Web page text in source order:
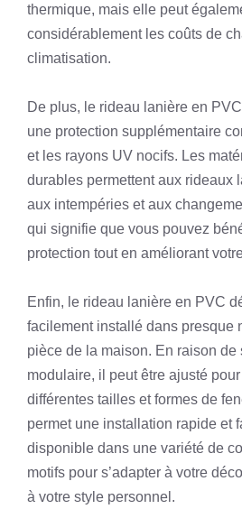
thermique, mais elle peut
considérablement les coûts de
climatisation.
De plus, le rideau lanière en
une protection supplémentaire
et les rayons UV nocifs. Les
durables permettent aux rideaux
aux intempéries et aux
qui signifie que vous pouvez
protection tout en améliorant
Enfin, le rideau lanière en PVC
facilement installé dans presque
pièce de la maison. En raison de
modulaire, il peut être ajusté pour
différentes tailles et formes de
permet une installation rapide et
disponible dans une variété de
motifs pour s’adapter à votre
à votre style personnel.